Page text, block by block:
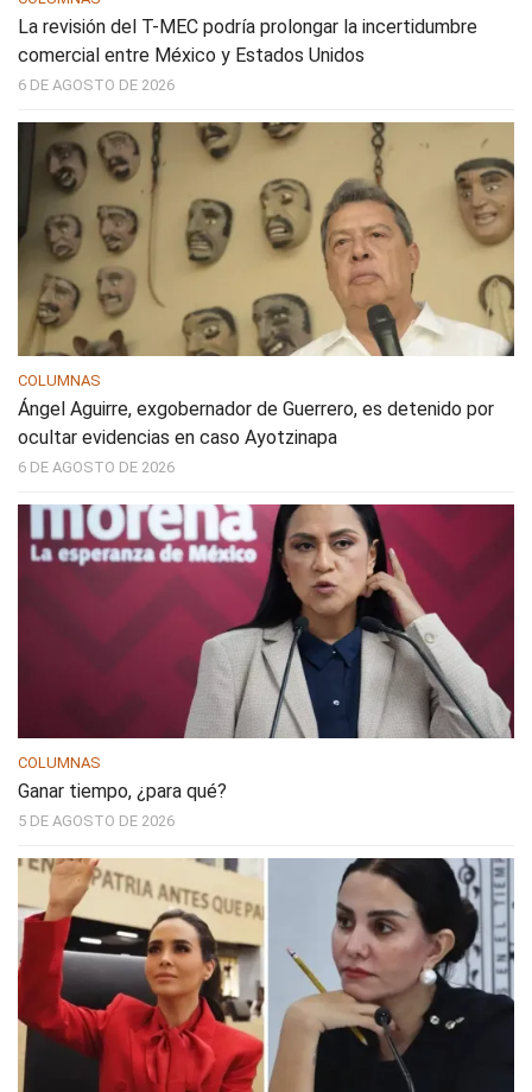
La revisión del T-MEC podría prolongar la incertidumbre
comercial entre México y Estados Unidos
6 DE AGOSTO DE 2026
COLUMNAS
Ángel Aguirre, exgobernador de Guerrero, es detenido por
ocultar evidencias en caso Ayotzinapa
6 DE AGOSTO DE 2026
COLUMNAS
Ganar tiempo, ¿para qué?
5 DE AGOSTO DE 2026